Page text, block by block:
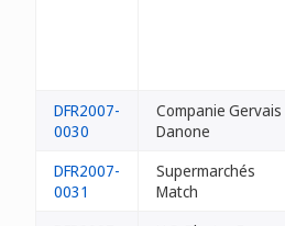
DFR2007-
0030
Companie Gervais
Danone
DFR2007-
0031
Supermarchés
Match